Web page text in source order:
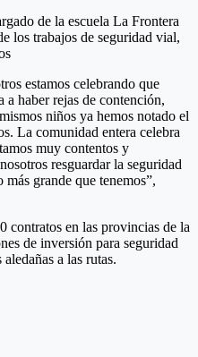
de la escuela La Frontera
los trabajos de seguridad vial,
estamos celebrando que
a haber rejas de contención,
niños ya hemos notado el
La comunidad entera celebra
muy contentos y
resguardar la seguridad
grande que tenemos”,
contratos en las provincias de la
de inversión para seguridad
a las rutas.